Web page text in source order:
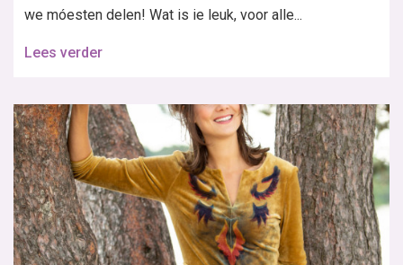
we móesten delen! Wat is ie leuk, voor alle...
Lees verder